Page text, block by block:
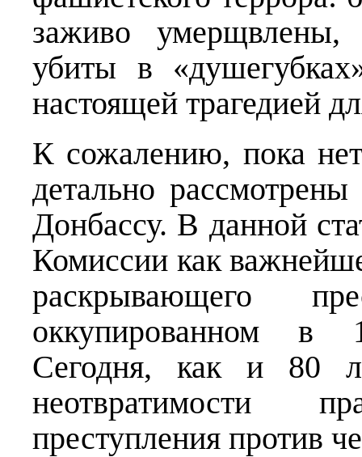
заживо
убиты в
настоящей трагедией
К сожалению, пока
детально
Донбассу. В данной
Комиссии как
раскрывающего
оккупированном в
Сегодня, как и 80
неотвратимости
преступления против